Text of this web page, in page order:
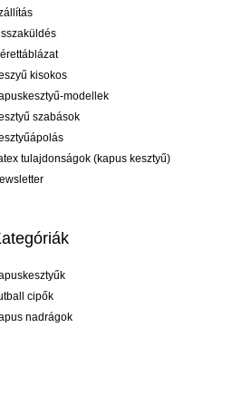
kisokos
modellek
szabások
tulajdonságok (kapus kesztyű)
cipők
nadrágok